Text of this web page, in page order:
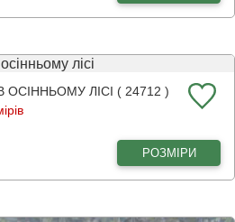
ЛІСІ ( 24712 )
РОЗМІРИ